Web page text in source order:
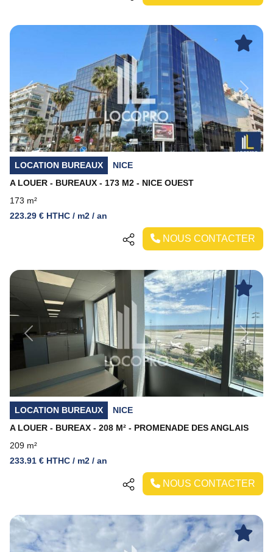
Previous Next
LOCATION BUREAUX
NICE
A LOUER - BUREAUX - 173 M2 - NICE OUEST
173 m²
223.29 € HTHC / m2 / an
NOUS CONTACTER
Previous Next
LOCATION BUREAUX
NICE
A LOUER - BUREAX - 208 M² - PROMENADE DES ANGLAIS
209 m²
233.91 € HTHC / m2 / an
NOUS CONTACTER